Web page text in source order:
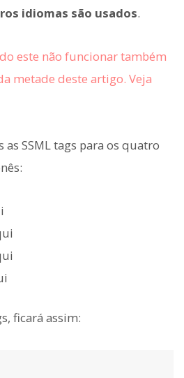
idiomas são usados.
este não funcionar também
metade deste artigo. Veja
as SSML tags para os quatro
ficará assim: